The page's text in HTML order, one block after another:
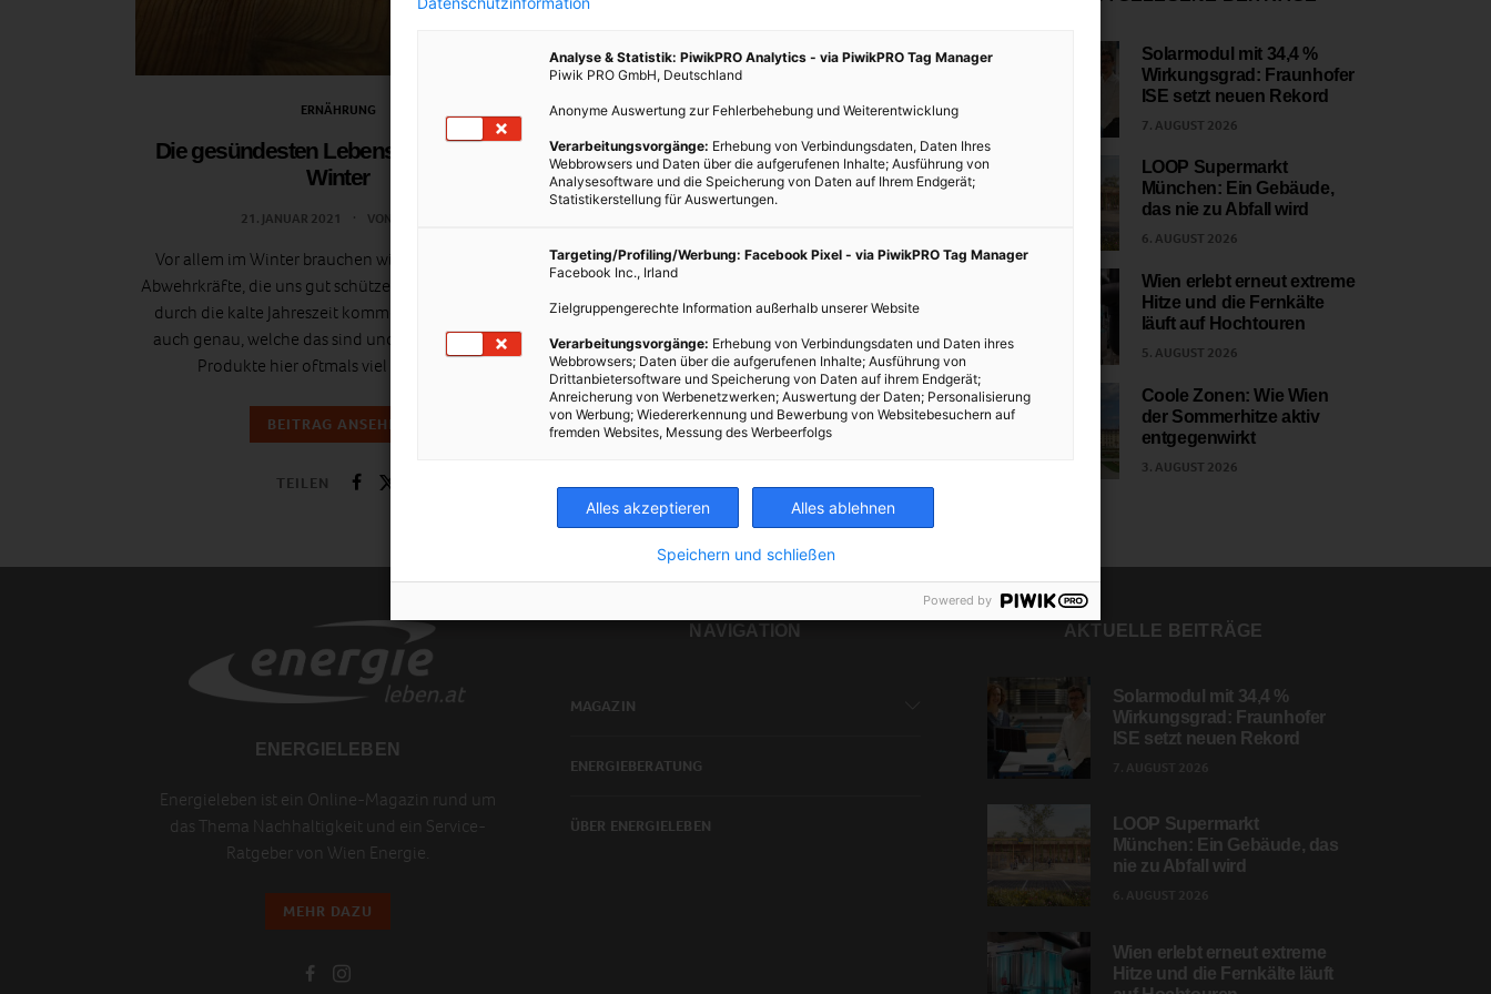
ERNÄHRUNG
Die gesündesten Lebensmittel für den
Winter
21. JANUAR 2021 VON
Vor allem im Winter brauchen wir immer gestärkte
Abwehrkräfte, die uns gut schützen, damit wir gesund
durch die kalte Jahreszeit kommen. Doch weißt du
auch genau, welche das sind und warum saisonale
Produkte hier oftmals viel besser sind?
BEITRAG ANSEHEN
TEILEN
Solarmodul mit 34,4 %
Wirkungsgrad: Fraunhofer
ISE setzt neuen Rekord
7. AUGUST 2026
LOOP Supermarkt
München: Ein Gebäude,
das nie zu Abfall wird
6. AUGUST 2026
Wien erlebt erneut extreme
Hitze und die Fernkälte
läuft auf Hochtouren
5. AUGUST 2026
Coole Zonen: Wie Wien
der Sommerhitze aktiv
entgegenwirkt
3. AUGUST 2026
ENERGIELEBEN
Energieleben ist ein Online-Magazin rund um
das Thema Nachhaltigkeit und ein Service-
Ratgeber von Wien Energie.
MEHR DAZU
NAVIGATION
MAGAZIN
ENERGIEBERATUNG
ÜBER ENERGIELEBEN
AKTUELLE BEITRÄGE
Solarmodul mit 34,4 %
Wirkungsgrad: Fraunhofer
ISE setzt neuen Rekord
LOOP Supermarkt
München: Ein Gebäude, das
nie zu Abfall wird
Wien erlebt erneut extreme
Hitze und die Fernkälte läuft
Analyse & Statistik: PiwikPRO Analytics - via PiwikPRO Tag Manager
Piwik PRO GmbH, Deutschland
Anonyme Auswertung zur Fehlerbehebung und Weiterentwicklung
Verarbeitungsvorgänge: Erhebung von Verbindungsdaten, Daten Ihres
Webbrowsers und Daten über die aufgerufenen Inhalte; Ausführung von
Analysesoftware und die Speicherung von Daten auf Ihrem Endgerät;
Statistikerstellung für Auswertungen.
Targeting/Profiling/Werbung: Facebook Pixel - via PiwikPRO Tag Manager
Facebook Inc., Irland
Zielgruppengerechte Information außerhalb unserer Website
Verarbeitungsvorgänge: Erhebung von Verbindungsdaten und Daten ihres
Webbrowsers; Daten über die aufgerufenen Inhalte; Ausführung von
Drittanbietersoftware und Speicherung von Daten auf ihrem Endgerät;
Anreicherung von Werbenetzwerken; Auswertung der Daten; Personalisierung
von Werbung; Wiedererkennung und Bewerbung von Websitebesuchern auf
fremden Websites, Messung des Werbeerfolgs
Alles akzeptieren Alles ablehnen
Speichern und schließen
Powered by